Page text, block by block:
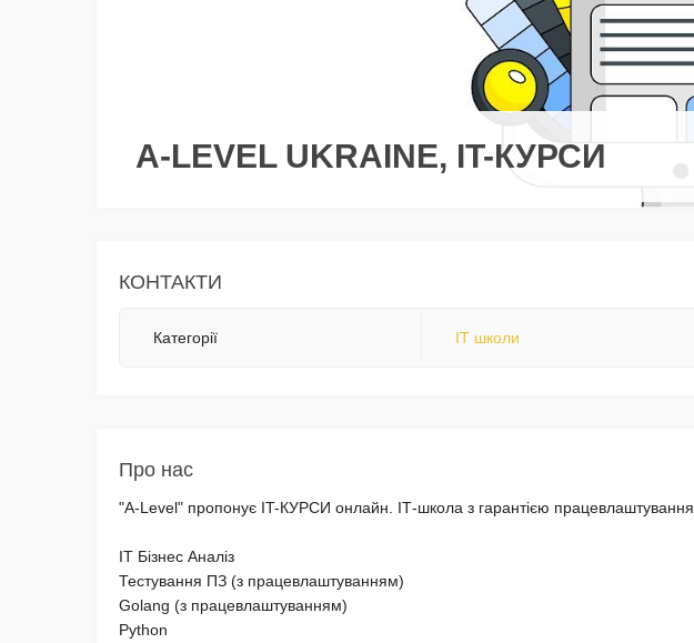
A-LEVEL UKRAINE, IT-КУРСИ
КОНТАКТИ
Категорії IT школи
Про нас
"A-Level" пропонує IT-КУРСИ онлайн. ІТ-школа з гарантією працевлаштування.
IT Бізнес Аналіз
Тестування ПЗ (з працевлаштуванням)
Golang (з працевлаштуванням)
Python